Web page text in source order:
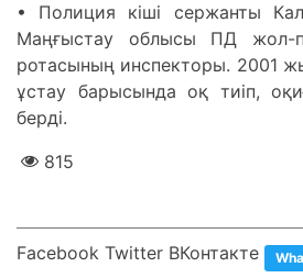
• Полиция кіші сержанты
Маңғыстау облысы ПД жол-
ротасының инспекторы. 2001
ұстау барысында оқ тиіп,
берді.
815
Facebook Twitter ВКонтакте